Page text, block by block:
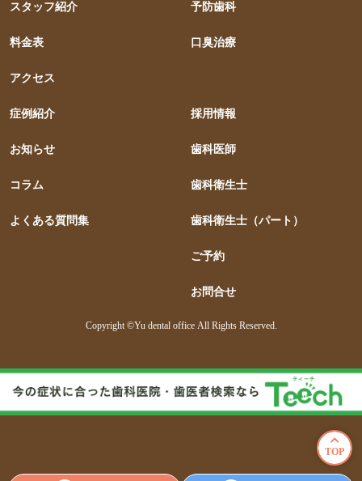
スタッフ紹介
料金表
アクセス
予防歯科
口臭治療
症例紹介
お知らせ
コラム
よくある質問集
採用情報
歯科医師
歯科衛生士
歯科衛生士（パート）
ご予約
お問合せ
Copyright ©Yu dental office All Rights Reserved.
TOP